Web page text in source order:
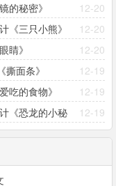
12-20
的秘密》
12-20
《三只小熊》
12-20
睛》
12-19
面条》
12-19
吃的食物》
12-19
《恐龙的小秘